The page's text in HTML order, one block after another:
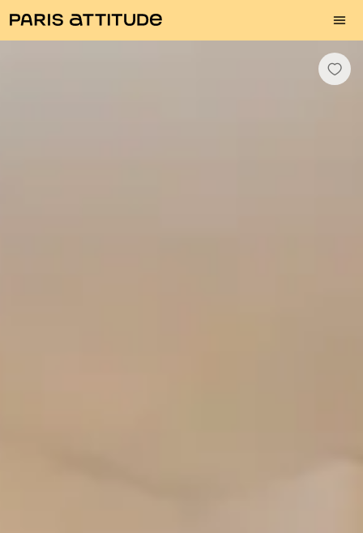
Photos Description Equipements Quartier